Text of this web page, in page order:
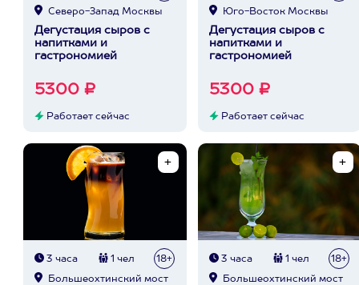
Северо-Запад Москвы
Дегустация сыров с
напитками и
гастрономией
5300 ₽
Работает сейчас
Юго-Восток Москвы
Дегустация сыров с
напитками и
гастрономией
5300 ₽
Работает сейчас
3 часа 1 чел 18+
Большеохтинский мост
3 часа 1 чел 18+
Большеохтинский мост